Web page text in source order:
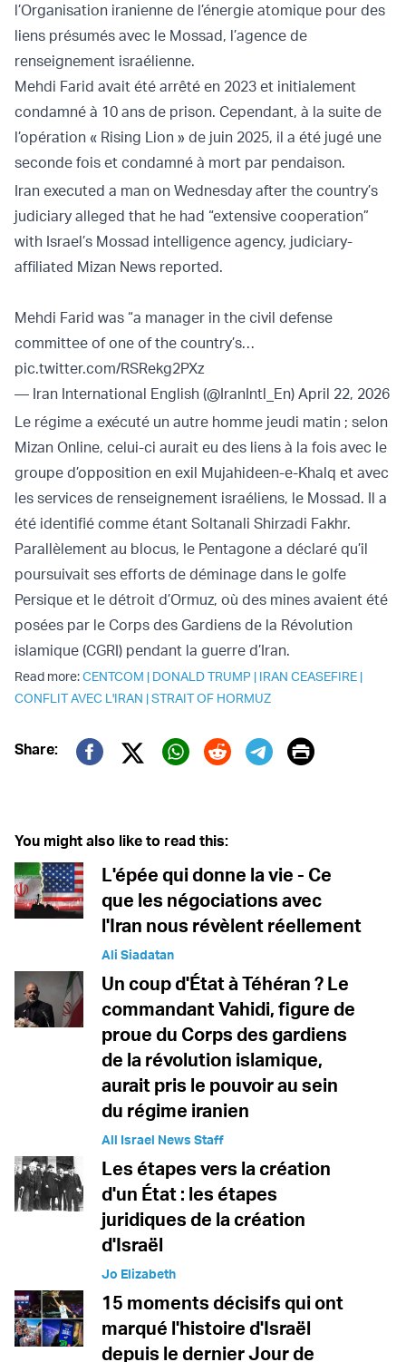
l’Organisation iranienne de l’énergie atomique pour des
liens présumés avec le Mossad, l’agence de
renseignement israélienne.
Mehdi Farid avait été arrêté en 2023 et initialement
condamné à 10 ans de prison. Cependant, à la suite de
l’opération « Rising Lion » de juin 2025, il a été jugé une
seconde fois et condamné à mort par pendaison.
Iran executed a man on Wednesday after the country’s
judiciary alleged that he had “extensive cooperation”
with Israel’s Mossad intelligence agency, judiciary-
affiliated Mizan News reported.
Mehdi Farid was “a manager in the civil defense
committee of one of the country’s…
pic.twitter.com/RSRekg2PXz
— Iran International English (@IranIntl_En) April 22, 2026
Le régime a exécuté un autre homme jeudi matin ; selon
Mizan Online, celui-ci aurait eu des liens à la fois avec le
groupe d’opposition en exil Mujahideen-e-Khalq et avec
les services de renseignement israéliens, le Mossad. Il a
été identifié comme étant Soltanali Shirzadi Fakhr.
Parallèlement au blocus, le Pentagone a déclaré qu’il
poursuivait ses efforts de déminage dans le golfe
Persique et le détroit d’Ormuz, où des mines avaient été
posées par le Corps des Gardiens de la Révolution
islamique (CGRI) pendant la guerre d’Iran.
Read more:CENTCOM | DONALD TRUMP | IRAN CEASEFIRE |
CONFLIT AVEC L'IRAN |STRAIT OF HORMUZ
Share:
Twitter (X)
Print
You might also like to read this:
L'épée qui donne la vie - Ce
que les négociations avec
l'Iran nous révèlent réellement
Ali Siadatan
Un coup d'État à Téhéran ? Le
commandant Vahidi, figure de
proue du Corps des gardiens
de la révolution islamique,
aurait pris le pouvoir au sein
du régime iranien
All Israel News Staff
Les étapes vers la création
d'un État : les étapes
juridiques de la création
d'Israël
Jo Elizabeth
15 moments décisifs qui ont
marqué l'histoire d'Israël
depuis le dernier Jour de